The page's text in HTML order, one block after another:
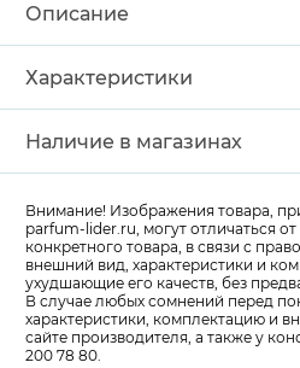
Описание
Характеристики
Наличие в магазинах
Внимание! Изображения товара,
parfum-lider.ru, могут отличаться
конкретного товара, в связи с
внешний вид, характеристики и
ухудшающие его качеств, без
В случае любых сомнений перед
характеристики, комплектацию и
сайте производителя, а также у
200 78 80.